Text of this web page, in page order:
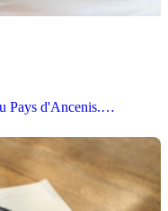
Pays d'Ancenis.…